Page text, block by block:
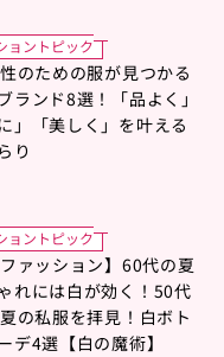
ョントピック
のための服が見つかる
ランド8選！「品よく」
」「美しく」を叶える
り
ョントピック
ファッション】60代の夏
れには白が効く！50代
の私服を拝見！白ボト
デ4選【白の魔術】